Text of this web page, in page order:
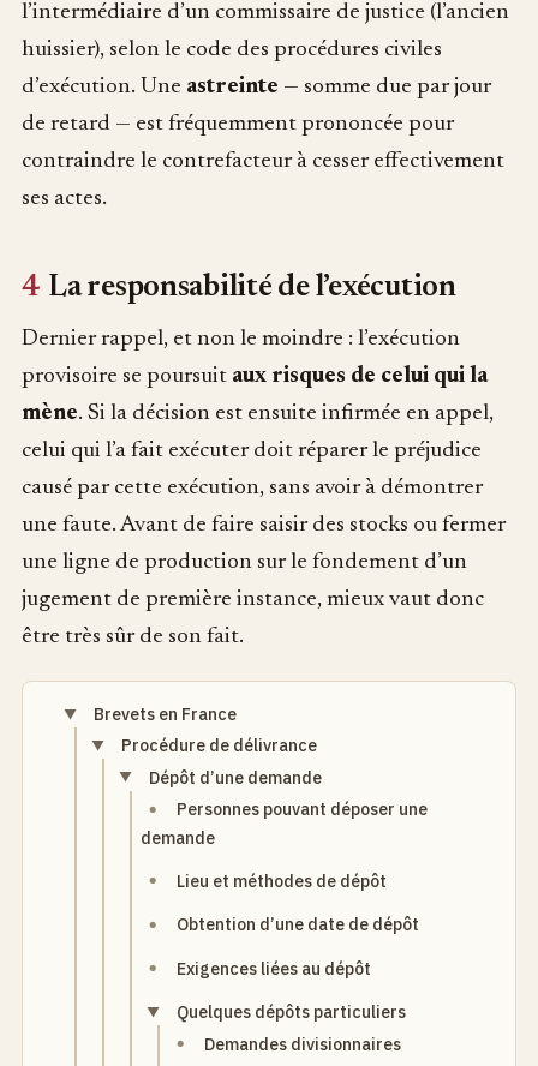
l’intermédiaire d’un commissaire de justice (l’ancien
huissier), selon le code des procédures civiles
d’exécution. Une astreinte — somme due par jour
de retard — est fréquemment prononcée pour
contraindre le contrefacteur à cesser effectivement
ses actes.
4 La responsabilité de l’exécution
Dernier rappel, et non le moindre : l’exécution
provisoire se poursuit aux risques de celui qui la
mène. Si la décision est ensuite infirmée en appel,
celui qui l’a fait exécuter doit réparer le préjudice
causé par cette exécution, sans avoir à démontrer
une faute. Avant de faire saisir des stocks ou fermer
une ligne de production sur le fondement d’un
jugement de première instance, mieux vaut donc
être très sûr de son fait.
Brevets en France
Procédure de délivrance
Dépôt d’une demande
Personnes pouvant déposer une
demande
Lieu et méthodes de dépôt
Obtention d’une date de dépôt
Exigences liées au dépôt
Quelques dépôts particuliers
Demandes divisionnaires